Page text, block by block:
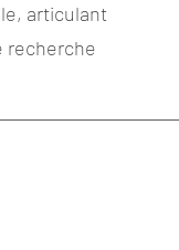
articulant
recherche